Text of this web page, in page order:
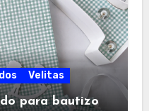
Velitas
para bautizo